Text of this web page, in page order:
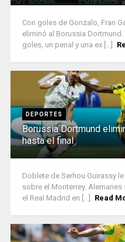
Con goles de Gonzalo, Fran
eliminó al Borussia
goles, un penal y una ex [...]
DEPORTES
Borussia Dortmund
hasta el final
Doblete de Serhou Guirassy
sobre el Monterrey.
el Real Madrid en [...]
Read